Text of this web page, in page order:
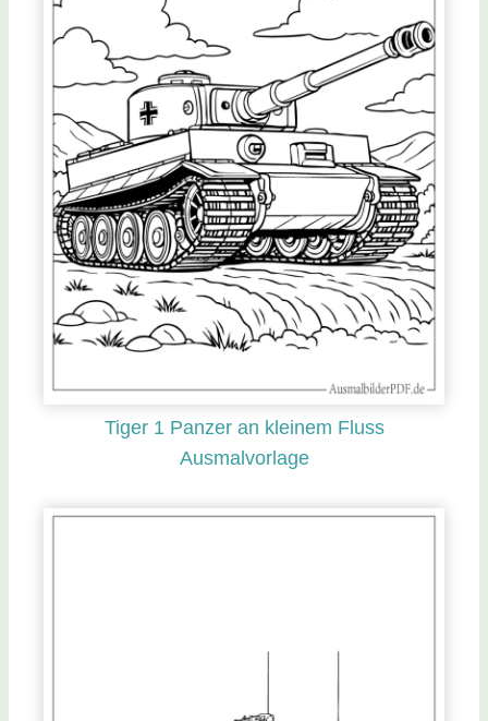
Tiger 1 Panzer an kleinem Fluss
Ausmalvorlage